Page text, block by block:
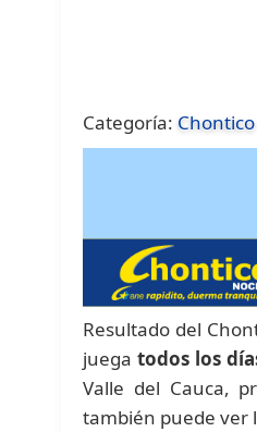
Categoría:
Resultado del
juegatodos los
Valle del Cauca,
también puede ver